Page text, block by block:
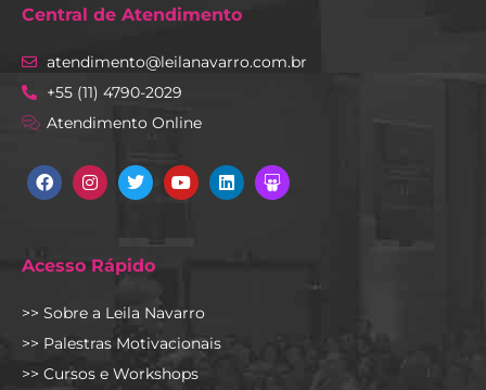
Central de Atendimento
atendimento@leilanavarro.com.br
+55 (11) 4790-2029
Atendimento Online
FacebookInstagramTwitterYoutubeLinkedinSlideshare
Acesso Rápido
>> Sobre a Leila Navarro
>> Palestras Motivacionais
>> Cursos e Workshops